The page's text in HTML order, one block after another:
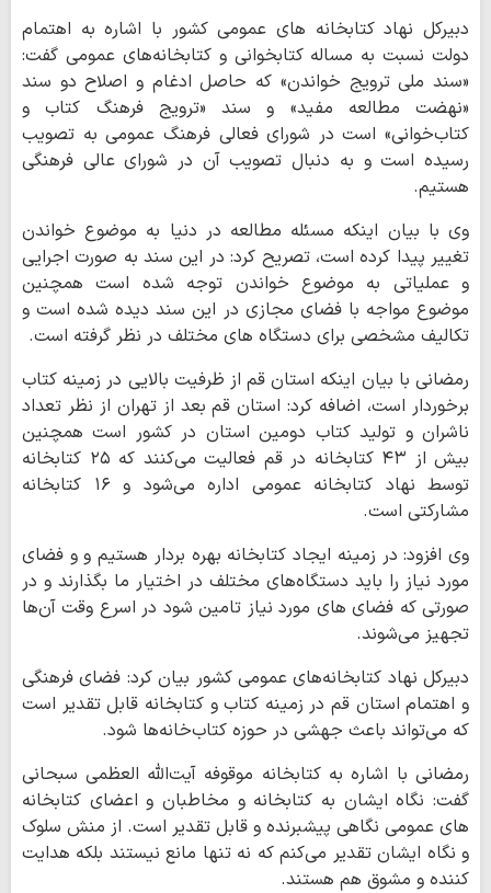
دبیرکل نهاد کتابخانه های عمومی کشور با اشاره به اهتمام
دولت نسبت به مساله کتابخوانی و کتابخانه‌های عمومی گفت:
«سند ملی ترویج خواندن» که حاصل ادغام و اصلاح دو سند
«نهضت مطالعه مفید» و سند «ترویج فرهنگ کتاب و
کتاب‌خوانی» است در شورای فعالی فرهنگ عمومی به تصویب
رسیده است و به دنبال تصویب آن در شورای عالی فرهنگی
هستیم.
وی با بیان اینکه مسئله مطالعه در دنیا به موضوع خواندن
تغییر پیدا کرده است، تصریح کرد: در این سند به صورت اجرایی
و عملیاتی به موضوع خواندن توجه شده است همچنین
موضوع مواجه با فضای مجازی در این سند دیده شده است و
تکالیف مشخصی برای دستگاه های مختلف در نظر گرفته است.
رمضانی با بیان اینکه استان قم از ظرفیت بالایی در زمینه کتاب
برخوردار است، اضافه کرد: استان قم بعد از تهران از نظر تعداد
ناشران و تولید کتاب دومین استان در کشور است همچنین
بیش از ۴۳ کتابخانه در قم فعالیت می‌کنند که ۲۵ کتابخانه
توسط نهاد کتابخانه عمومی اداره می‌شود و ۱۶ کتابخانه
مشارکتی است.
وی افزود: در زمینه ایجاد کتابخانه بهره بردار هستیم و و فضای
مورد نیاز را باید دستگاه‌های مختلف در اختیار ما بگذارند و در
صورتی که فضای های مورد نیاز تامین شود در اسرع وقت آن‌ها
تجهیز می‌شوند.
دبیرکل نهاد کتابخانه‌های عمومی کشور بیان کرد: فضای فرهنگی
و اهتمام استان قم در زمینه کتاب و کتابخانه‌ قابل تقدیر است
که می‌تواند باعث جهشی در حوزه کتاب‌خانه‌ها شود.
رمضانی با اشاره به کتابخانه موقوفه آیت‌الله العظمی سبحانی
گفت: نگاه ایشان به کتابخانه و مخاطبان و اعضای کتابخانه
های عمومی نگاهی پیشبرنده و قابل تقدیر است. از منش سلوک
و نگاه ایشان تقدیر می‌کنم که نه تنها مانع نیستند بلکه هدایت
کننده و مشوق هم هستند.